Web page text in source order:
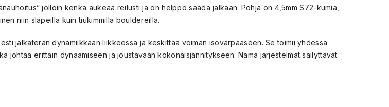
jolloin kenkä aukeaa reilusti ja on helppo saada jalkaan. Pohja on 4,5mm S72-kumia,
niin släpeillä kuin tiukimmilla bouldereilla.
jalkaterän dynamiikkaan liikkeessä ja keskittää voiman isovarpaaseen. Se toimii yhdessä
johtaa erittäin dynaamiseen ja joustavaan kokonaisjännitykseen. Nämä järjestelmät säilyttävät